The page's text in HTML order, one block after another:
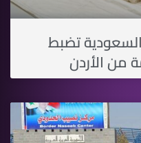
السعودية تضبط
من اﻷردن